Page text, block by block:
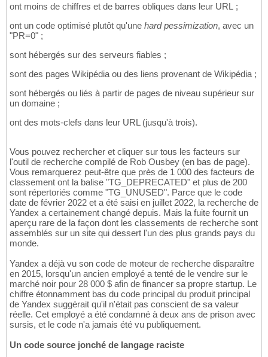
ont moins de chiffres et de barres obliques dans leur URL ;
ont un code optimisé plutôt qu'une hard pessimization, avec un
"PR=0" ;
sont hébergés sur des serveurs fiables ;
sont des pages Wikipédia ou des liens provenant de Wikipédia ;
sont hébergés ou liés à partir de pages de niveau supérieur sur
un domaine ;
ont des mots-clefs dans leur URL (jusqu'à trois).
Vous pouvez rechercher et cliquer sur tous les facteurs sur
l'outil de recherche compilé de Rob Ousbey (en bas de page).
Vous remarquerez peut-être que près de 1 000 des facteurs de
classement ont la balise "TG_DEPRECATED" et plus de 200
sont répertoriés comme "TG_UNUSED". Parce que le code
date de février 2022 et a été saisi en juillet 2022, la recherche de
Yandex a certainement changé depuis. Mais la fuite fournit un
aperçu rare de la façon dont les classements de recherche sont
assemblés sur un site qui dessert l'un des plus grands pays du
monde.
Yandex a déjà vu son code de moteur de recherche disparaître
en 2015, lorsqu'un ancien employé a tenté de le vendre sur le
marché noir pour 28 000 $ afin de financer sa propre startup. Le
chiffre étonnamment bas du code principal du produit principal
de Yandex suggérait qu'il n'était pas conscient de sa valeur
réelle. Cet employé a été condamné à deux ans de prison avec
sursis, et le code n'a jamais été vu publiquement.
Un code source jonché de langage raciste